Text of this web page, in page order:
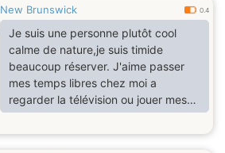
New Brunswick 0.4
Je suis une personne plutôt cool
calme de nature,je suis timide
beaucoup réserver. J'aime passer
mes temps libres chez moi a
regarder la télévision ou jouer mes
yeux vidéos et faire ma cuisine je
suis magnifique a la propriété. Voilà